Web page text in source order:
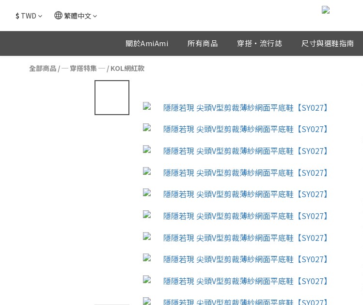
$ TWD 繁體中文
關於AmiAmi 所有商品 穿搭・流行誌 尺寸與選鞋指南
全部商品 /─ 穿搭特集 ─ / KOL網紅款